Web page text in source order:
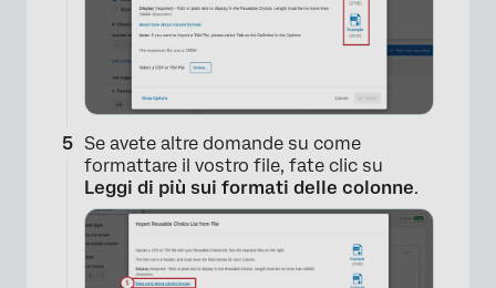
Se avete altre domande su come
formattare il vostro file, fate clic su
Leggi di più sui formati delle colonne.